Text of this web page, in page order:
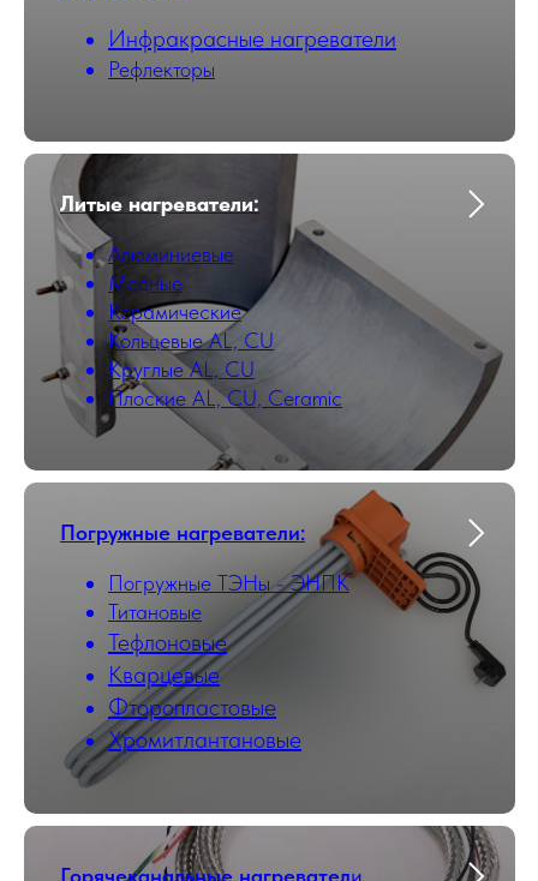
Инфракрасные нагреватели
Рефлекторы
Литые нагреватели:
Алюминиевые
Медные
Керамические
Кольцевые AL, CU
Круглые AL, CU
Плоские AL, CU, Ceramic
Погружные нагреватели:
Погружные ТЭНы - ЭНПК
Титановые
Тефлоновые
Кварцевые
Фторопластовые
Хромитлантановые
Горячеканальные нагреватели